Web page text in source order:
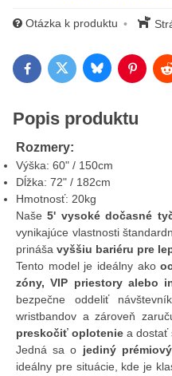
Otázka k produktu
FacebookTwitterBluesky
Popis produktu
Rozmery:
Výška: 60" / 150cm
Dĺžka: 72" / 182cm
Hmotnosť: 20kg
Naše5' vysoké dočasné
vynikajúce vlastnosti
prináša vyššiu bariéru pre
Tento model je ideálny ako
zóny, VIP priestory alebo
bezpečne oddeliť
wristbandov a zároveň
preskočiť oplotenie a dostať
Jedná sa o jediný
ideálny pre situácie, kde je